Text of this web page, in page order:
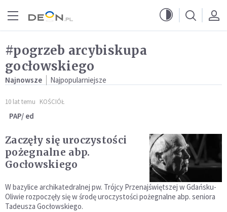
#pogrzeb arcybiskupa
gocłowskiego
Najnowsze Najpopularniejsze
10 lat temu KOŚCIÓŁ
PAP/ ed
Zaczęły się uroczystości
pożegnalne abp.
Gocłowskiego
W bazylice archikatedralnej pw. Trójcy Przenajświętszej w Gdańsku-
Oliwie rozpoczęły się w środę uroczystości pożegnalne abp. seniora
Tadeusza Gocłowskiego.